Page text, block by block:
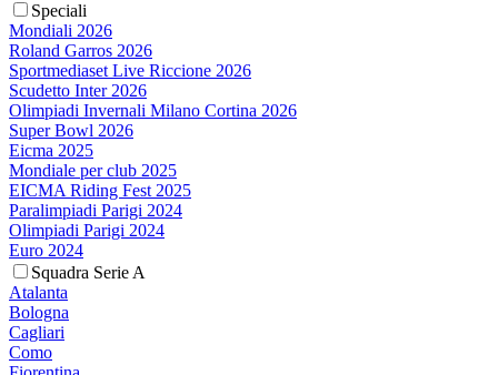
Speciali
Mondiali 2026
Roland Garros 2026
Sportmediaset Live Riccione 2026
Scudetto Inter 2026
Olimpiadi Invernali Milano Cortina 2026
Super Bowl 2026
Eicma 2025
Mondiale per club 2025
EICMA Riding Fest 2025
Paralimpiadi Parigi 2024
Olimpiadi Parigi 2024
Euro 2024
Squadra Serie A
Atalanta
Bologna
Cagliari
Como